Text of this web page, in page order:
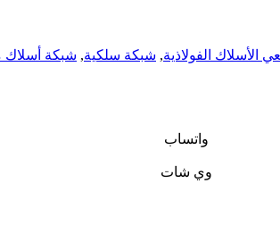
الأسلاك الفولاذية, شبكة سلكية, شبكة أسلاك
واتساب
وي شات